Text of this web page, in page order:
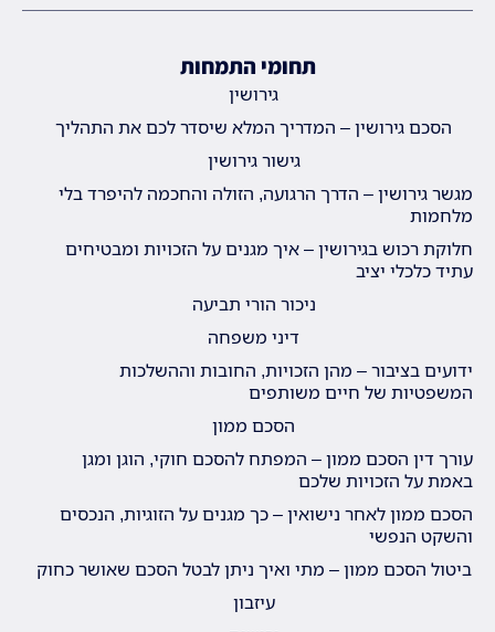
תחומי התמחות
גירושין
הסכם גירושין – המדריך המלא שיסדר לכם את התהליך
גישור גירושין
מגשר גירושין – הדרך הרגועה, הזולה והחכמה להיפרד בלי
מלחמות
חלוקת רכוש בגירושין – איך מגנים על הזכויות ומבטיחים
עתיד כלכלי יציב
ניכור הורי תביעה
דיני משפחה
ידועים בציבור – מהן הזכויות, החובות וההשלכות
המשפטיות של חיים משותפים
הסכם ממון
עורך דין הסכם ממון – המפתח להסכם חוקי, הוגן ומגן
באמת על הזכויות שלכם
הסכם ממון לאחר נישואין – כך מגנים על הזוגיות, הנכסים
והשקט הנפשי
ביטול הסכם ממון – מתי ואיך ניתן לבטל הסכם שאושר כחוק
עיזבון